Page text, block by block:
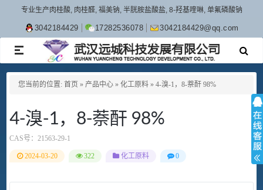
专业生产肉桂酸, 肉桂醛, 福美钠, 半胱胺盐酸盐, 8-羟基喹啉, 单氟磷酸钠
3042184429 17282536078 3042184429@qq.com
TOGGLE
NAVIGATION
您当前的位置: 首页 » 产品中心 » 化工原料 » 4-溴-1，8-萘酐 98%
4-溴-1，8-萘酐 98%
CAS号： 21563-29-1
2024-03-20 322 化工原料 0